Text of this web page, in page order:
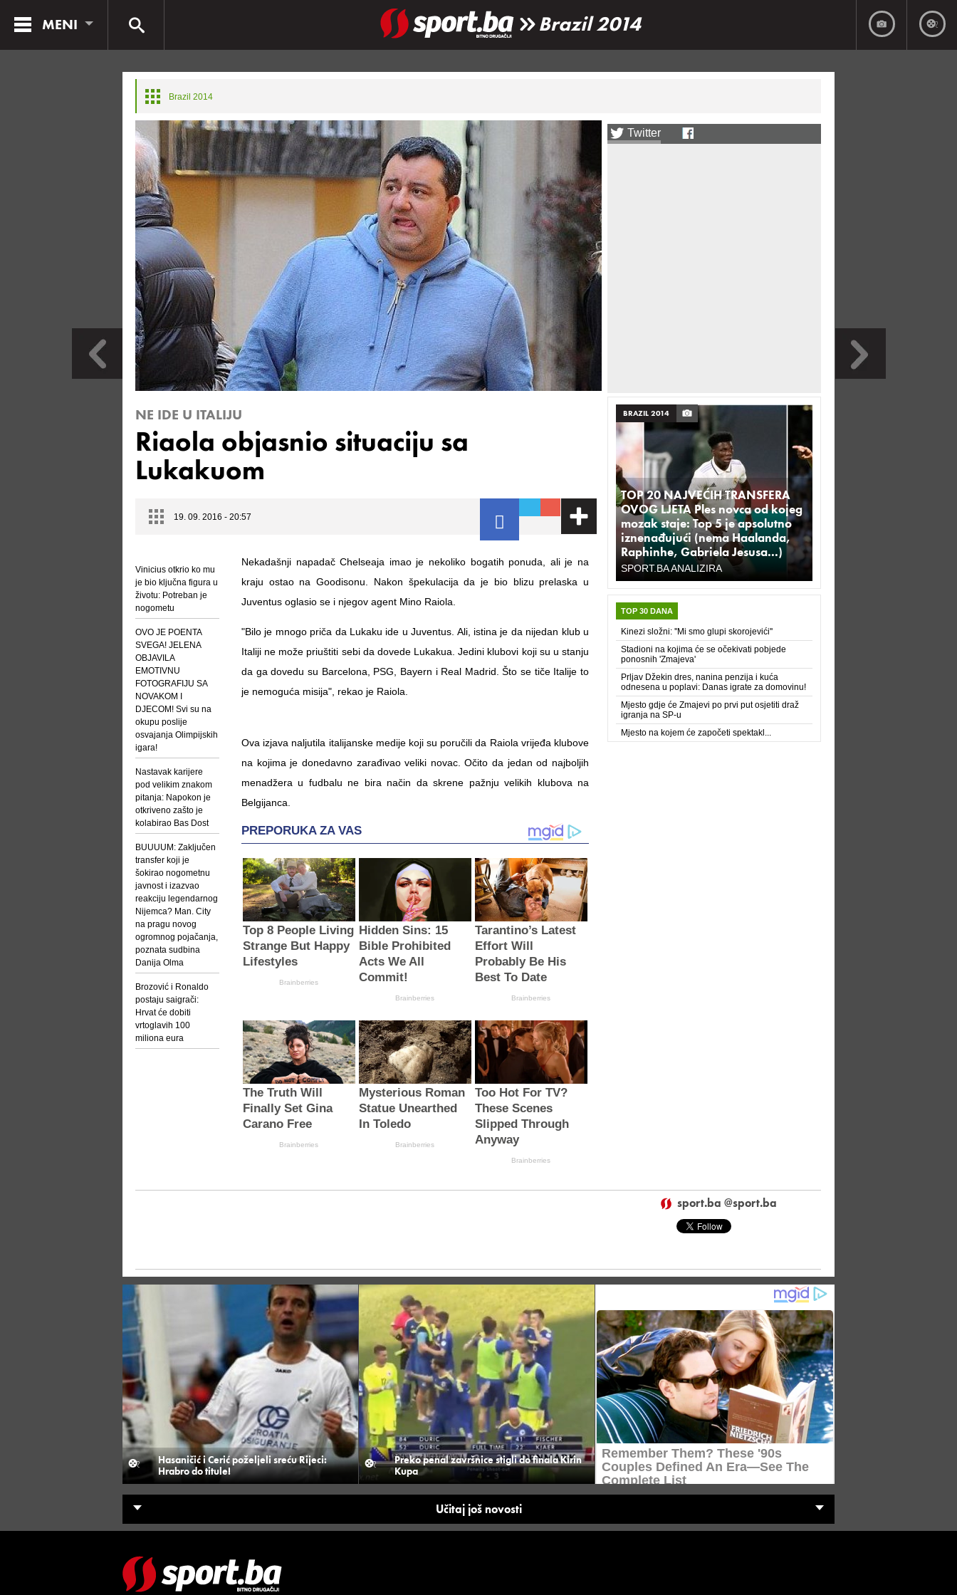
MENI Brazil 2014
Brazil 2014
NE IDE U ITALIJU
Riaola objasnio situaciju sa
Lukakuom
19. 09. 2016 - 20:57
Vinicius otkrio ko mu
je bio ključna figura u
životu: Potreban je
nogometu
OVO JE POENTA
SVEGA! JELENA
OBJAVILA
EMOTIVNU
FOTOGRAFIJU SA
NOVAKOM I
DJECOM! Svi su na
okupu poslije
osvajanja Olimpijskih
igara!
Nastavak karijere
pod velikim znakom
pitanja: Napokon je
otkriveno zašto je
kolabirao Bas Dost
BUUUUM: Zaključen
transfer koji je
šokirao nogometnu
javnost i izazvao
reakciju legendarnog
Nijemca? Man. City
na pragu novog
ogromnog pojačanja,
poznata sudbina
Danija Olma
Brozović i Ronaldo
postaju saigrači:
Hrvat će dobiti
vrtoglavih 100
miliona eura
Nekadašnji napadač Chelseaja imao je nekoliko bogatih ponuda, ali je na
kraju ostao na Goodisonu. Nakon špekulacija da je bio blizu prelaska u
Juventus oglasio se i njegov agent Mino Raiola.
"Bilo je mnogo priča da Lukaku ide u Juventus. Ali, istina je da nijedan klub u
Italiji ne može priuštiti sebi da dovede Lukakua. Jedini klubovi koji su u stanju
da ga dovedu su Barcelona, PSG, Bayern i Real Madrid. Što se tiče Italije to
je nemoguća misija", rekao je Raiola.
Ova izjava naljutila italijanske medije koji su poručili da Raiola vrijeđa klubove
na kojima je donedavno zarađivao veliki novac. Očito da jedan od najboljih
menadžera u fudbalu ne bira način da skrene pažnju velikih klubova na
Belgijanca.
Twitter
BRAZIL 2014
TOP 20 NAJVEĆIH TRANSFERA
OVOG LJETA Ples novca od kojeg
mozak staje: Top 5 je apsolutno
iznenađujući (nema Haalanda,
Raphinhe, Gabriela Jesusa...)
SPORT.BA ANALIZIRA
TOP 30 DANA
Kinezi složni: ''Mi smo glupi skorojevići''
Stadioni na kojima će se očekivati pobjede
ponosnih 'Zmajeva'
Prljav Džekin dres, nanina penzija i kuća
odnesena u poplavi: Danas igrate za domovinu!
Mjesto gdje će Zmajevi po prvi put osjetiti draž
igranja na SP-u
Mjesto na kojem će započeti spektakl...
sport.ba @sport.ba
Hasaničić i Cerić poželjeli sreću Rijeci:
Hrabro do titule!
Preko penal završnice stigli do finala Kirin
Kupa
Učitaj još novosti